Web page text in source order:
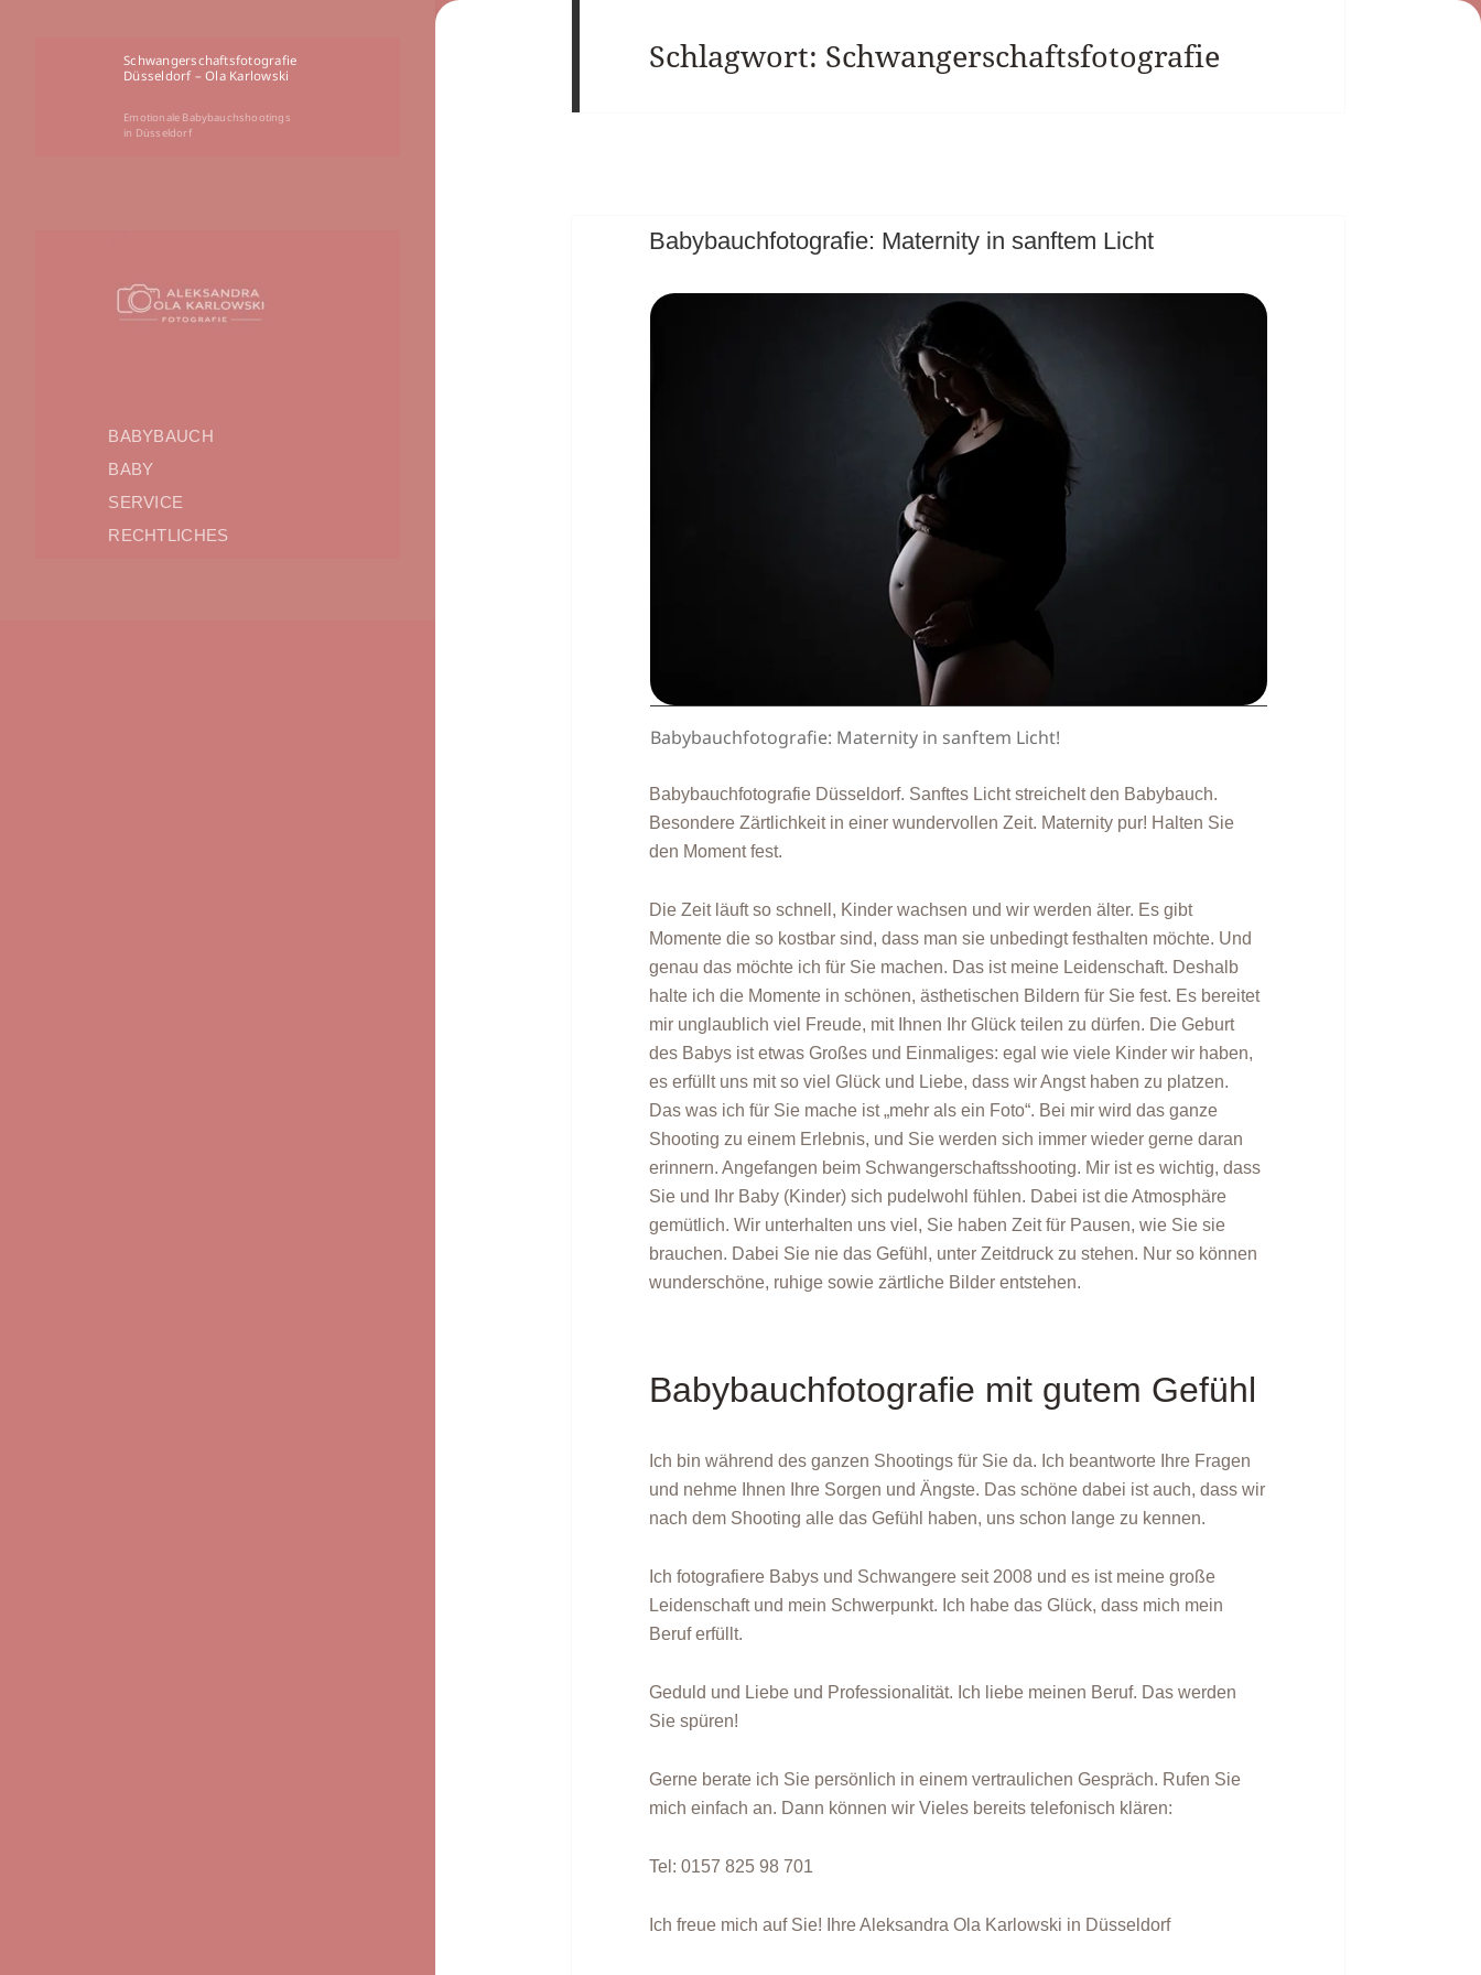
Schwangerschaftsfotografie
Düsseldorf – Ola Karlowski
Emotionale Babybauchshootings
in Düsseldorf
BABYBAUCH
BABY
SERVICE
RECHTLICHES
Schlagwort: Schwangerschaftsfotografie
Babybauchfotografie: Maternity in sanftem Licht
Babybauchfotografie: Maternity in sanftem Licht!
Babybauchfotografie Düsseldorf. Sanftes Licht streichelt den Babybauch.
Besondere Zärtlichkeit in einer wundervollen Zeit. Maternity pur! Halten Sie
den Moment fest.
Die Zeit läuft so schnell, Kinder wachsen und wir werden älter. Es gibt
Momente die so kostbar sind, dass man sie unbedingt festhalten möchte. Und
genau das möchte ich für Sie machen. Das ist meine Leidenschaft. Deshalb
halte ich die Momente in schönen, ästhetischen Bildern für Sie fest. Es bereitet
mir unglaublich viel Freude, mit Ihnen Ihr Glück teilen zu dürfen. Die Geburt
des Babys ist etwas Großes und Einmaliges: egal wie viele Kinder wir haben,
es erfüllt uns mit so viel Glück und Liebe, dass wir Angst haben zu platzen.
Das was ich für Sie mache ist „mehr als ein Foto“. Bei mir wird das ganze
Shooting zu einem Erlebnis, und Sie werden sich immer wieder gerne daran
erinnern. Angefangen beim Schwangerschaftsshooting. Mir ist es wichtig, dass
Sie und Ihr Baby (Kinder) sich pudelwohl fühlen. Dabei ist die Atmosphäre
gemütlich. Wir unterhalten uns viel, Sie haben Zeit für Pausen, wie Sie sie
brauchen. Dabei Sie nie das Gefühl, unter Zeitdruck zu stehen. Nur so können
wunderschöne, ruhige sowie zärtliche Bilder entstehen.
Babybauchfotografie mit gutem Gefühl
Ich bin während des ganzen Shootings für Sie da. Ich beantworte Ihre Fragen
und nehme Ihnen Ihre Sorgen und Ängste. Das schöne dabei ist auch, dass wir
nach dem Shooting alle das Gefühl haben, uns schon lange zu kennen.
Ich fotografiere Babys und Schwangere seit 2008 und es ist meine große
Leidenschaft und mein Schwerpunkt. Ich habe das Glück, dass mich mein
Beruf erfüllt.
Geduld und Liebe und Professionalität. Ich liebe meinen Beruf. Das werden
Sie spüren!
Gerne berate ich Sie persönlich in einem vertraulichen Gespräch. Rufen Sie
mich einfach an. Dann können wir Vieles bereits telefonisch klären:
Tel: 0157 825 98 701
Ich freue mich auf Sie! Ihre Aleksandra Ola Karlowski in Düsseldorf